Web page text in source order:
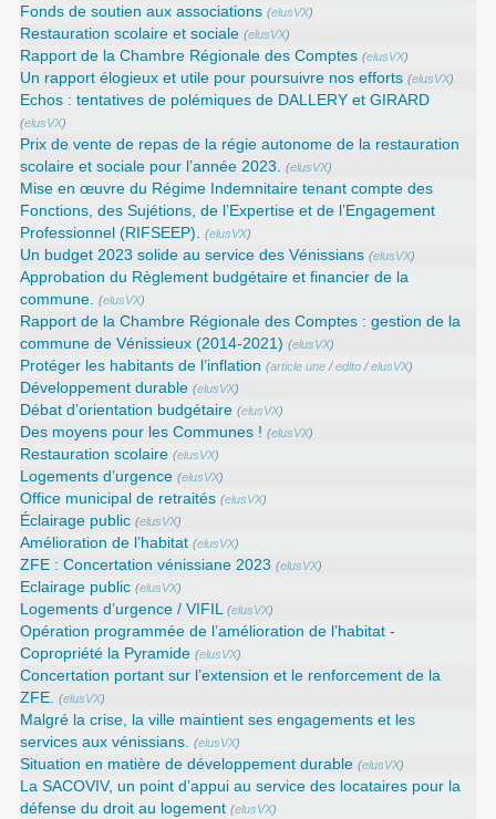
Fonds de soutien aux associations (elusVX)
Restauration scolaire et sociale (elusVX)
Rapport de la Chambre Régionale des Comptes (elusVX)
Un rapport élogieux et utile pour poursuivre nos efforts (elusVX)
Echos : tentatives de polémiques de DALLERY et GIRARD
(elusVX)
Prix de vente de repas de la régie autonome de la restauration
scolaire et sociale pour l’année 2023. (elusVX)
Mise en œuvre du Régime Indemnitaire tenant compte des
Fonctions, des Sujétions, de l’Expertise et de l’Engagement
Professionnel (RIFSEEP). (elusVX)
Un budget 2023 solide au service des Vénissians (elusVX)
Approbation du Règlement budgétaire et financier de la
commune. (elusVX)
Rapport de la Chambre Régionale des Comptes : gestion de la
commune de Vénissieux (2014-2021) (elusVX)
Protéger les habitants de l’inflation (article une /edito /elusVX)
Développement durable (elusVX)
Débat d’orientation budgétaire (elusVX)
Des moyens pour les Communes ! (elusVX)
Restauration scolaire (elusVX)
Logements d’urgence (elusVX)
Office municipal de retraités (elusVX)
Éclairage public (elusVX)
Amélioration de l’habitat (elusVX)
ZFE : Concertation vénissiane 2023 (elusVX)
Eclairage public (elusVX)
Logements d’urgence / VIFIL (elusVX)
Opération programmée de l’amélioration de l’habitat -
Copropriété la Pyramide (elusVX)
Concertation portant sur l’extension et le renforcement de la
ZFE. (elusVX)
Malgré la crise, la ville maintient ses engagements et les
services aux vénissians. (elusVX)
Situation en matière de développement durable (elusVX)
La SACOVIV, un point d’appui au service des locataires pour la
défense du droit au logement (elusVX)